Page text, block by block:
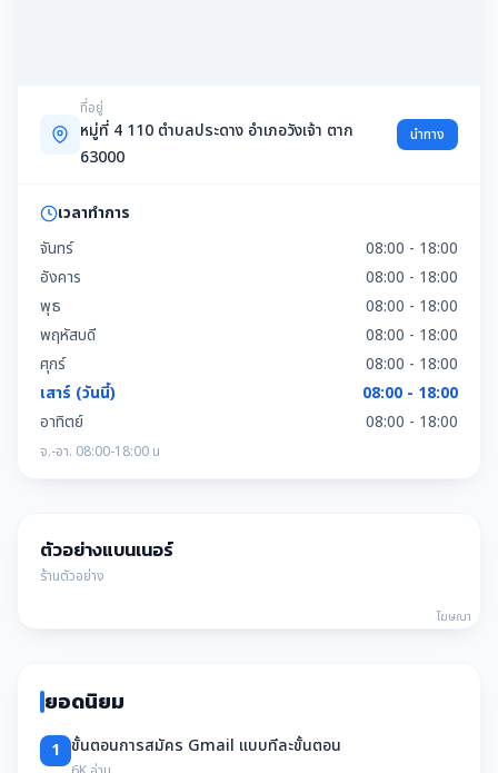
ที่อยู่
หมู่ที่ 4 110 ตำบลประดาง อำเภอวังเจ้า ตาก
63000
นำทาง
เวลาทำการ
จันทร์
08:00 - 18:00
อังคาร
08:00 - 18:00
พุธ
08:00 - 18:00
พฤหัสบดี
08:00 - 18:00
ศุกร์
08:00 - 18:00
เสาร์ (วันนี้)
08:00 - 18:00
อาทิตย์
08:00 - 18:00
จ.-อา. 08:00-18:00 น
ตัวอย่างแบนเนอร์
ร้านตัวอย่าง
โฆษณา
ยอดนิยม
1 ขั้นตอนการสมัคร Gmail แบบทีละขั้นตอน